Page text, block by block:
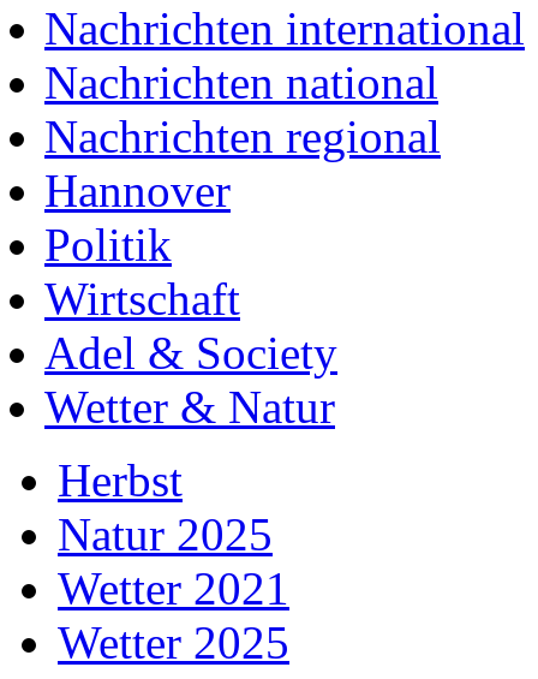
Nachrichten international
Nachrichten national
Nachrichten regional
Hannover
Politik
Wirtschaft
Adel & Society
Wetter & Natur
Herbst
Natur 2025
Wetter 2021
Wetter 2025